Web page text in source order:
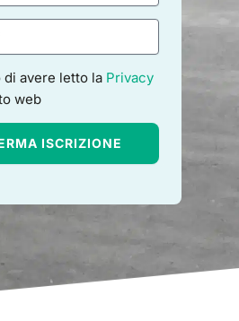
di avere letto la Privacy
web
ISCRIZIONE